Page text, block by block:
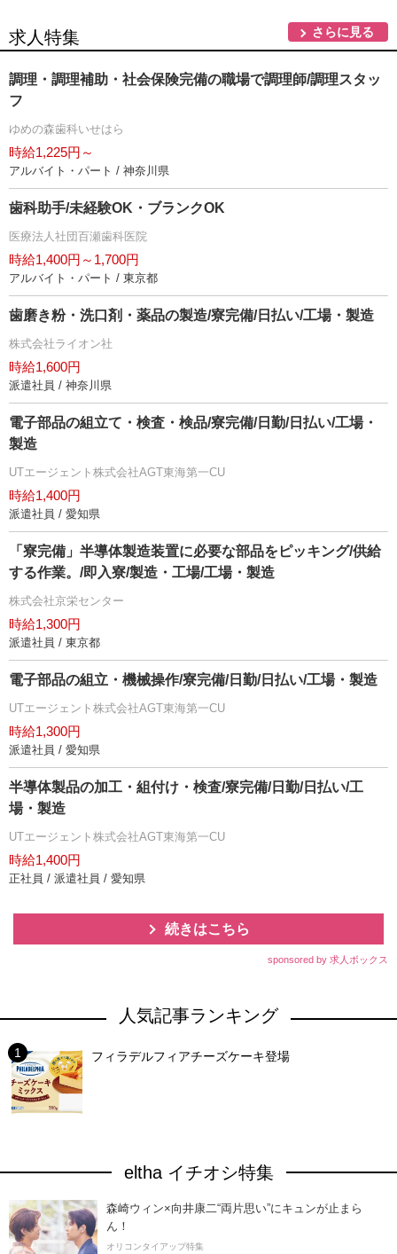
求人特集 さらに見る
調理・調理補助・社会保険完備の職場で調理師/調理スタッ
フ
ゆめの森歯科いせはら
時給1,225円～
アルバイト・パート / 神奈川県
歯科助手/未経験OK・ブランクOK
医療法人社団百瀬歯科医院
時給1,400円～1,700円
アルバイト・パート / 東京都
歯磨き粉・洗口剤・薬品の製造/寮完備/日払い/工場・製造
株式会社ライオン社
時給1,600円
派遣社員 / 神奈川県
電子部品の組立て・検査・検品/寮完備/日勤/日払い/工場・
製造
UTエージェント株式会社AGT東海第一CU
時給1,400円
派遣社員 / 愛知県
「寮完備」半導体製造装置に必要な部品をピッキング/供給
する作業。/即入寮/製造・工場/工場・製造
株式会社京栄センター
時給1,300円
派遣社員 / 東京都
電子部品の組立・機械操作/寮完備/日勤/日払い/工場・製造
UTエージェント株式会社AGT東海第一CU
時給1,300円
派遣社員 / 愛知県
半導体製品の加工・組付け・検査/寮完備/日勤/日払い/工
場・製造
UTエージェント株式会社AGT東海第一CU
時給1,400円
正社員 / 派遣社員 / 愛知県
続きはこちら
sponsored by 求人ボックス
人気記事ランキング
フィラデルフィアチーズケーキ登場
eltha イチオシ特集
森崎ウィン×向井康二“両片思い”にキュンが止まら
ん！
オリコンタイアップ特集